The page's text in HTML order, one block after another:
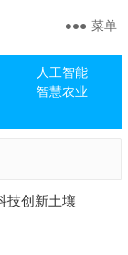
人工智能
智慧农业
菜单
技创新土壤